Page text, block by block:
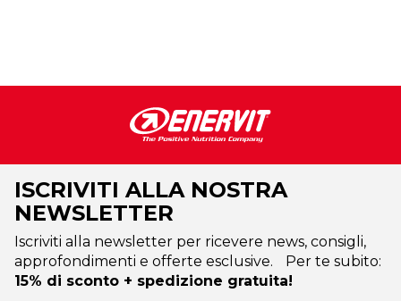
ISCRIVITI ALLA NOSTRA
NEWSLETTER
Iscriviti alla newsletter per ricevere news, consigli,
approfondimenti e offerte esclusive. Per te subito:
15% di sconto + spedizione gratuita!